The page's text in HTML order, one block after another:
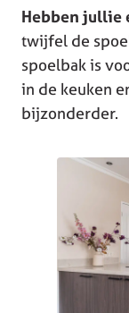
Hebben jullie
twijfel de
spoelbak is
in de keuken
bijzonderder.